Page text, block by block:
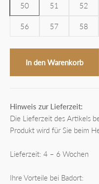
50 51 52
56 57 58
In den Warenkorb
Hinweis zur Lieferzeit:
Die Lieferzeit des Artikels
Produkt wird für Sie beim
Lieferzeit: 4 – 6 Wochen
Ihre Vorteile bei Badort: